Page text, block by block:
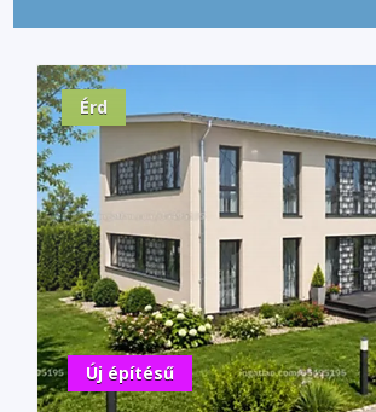
Érd
Új építésű